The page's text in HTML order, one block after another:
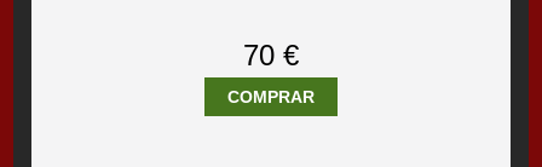
70 €
COMPRAR